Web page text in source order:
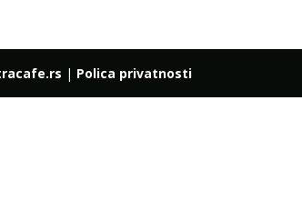
| Polica privatnosti